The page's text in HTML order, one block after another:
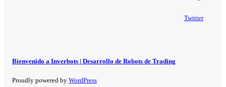
Twitter
Bienvenido a Inverbots | Desarrollo de Robots de Trading
Proudly powered by WordPress